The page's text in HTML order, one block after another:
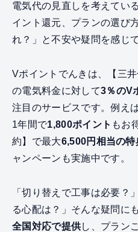
電気代の見直しを考えてい
イント還元、プランの選び
れ？」と不安や疑問を感じ
Vポイントでんきは、【三
の電気料金に対して3％のV
注目のサービスです。例え
1年間で1,800ポイント もお
約】で最大6,500円相当の特
ャンペーンも実施中です。
「切り替えで工事は必要？
る心配は？」そんな疑問に
全国対応で提供し、プラン